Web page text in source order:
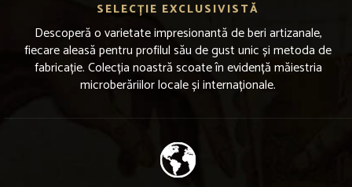
SELECȚIE EXCLUSIVISTĂ
Descoperă o varietate impresionantă de beri artizanale,
fiecare aleasă pentru profilul său de gust unic și metoda de
fabricație. Colecția noastră scoate în evidență măiestria
microberăriilor locale și internaționale.